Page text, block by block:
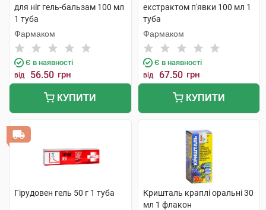
для ніг гель-бальзам 100 мл
1 туба
Фармаком
Є в наявності
від 56.50 грн
КУПИТИ
екстрактом п'явки 100 мл 1
туба
Фармаком
Є в наявності
від 67.50 грн
КУПИТИ
Гірудовен гель 50 г 1 туба
Кришталь краплі оральні 30
мл 1 флакон